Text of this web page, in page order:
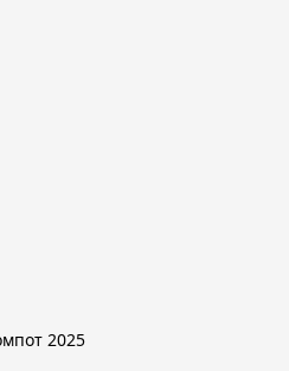
© Компот 2025